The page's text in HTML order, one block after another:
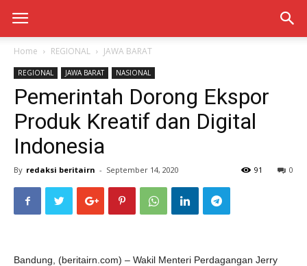
Home REGIONAL JAWA BARAT
REGIONAL JAWA BARAT NASIONAL
Pemerintah Dorong Ekspor
Produk Kreatif dan Digital
Indonesia
By redaksi beritairn - September 14, 2020 0
91
Bandung, (beritairn.com) – Wakil Menteri Perdagangan Jerry